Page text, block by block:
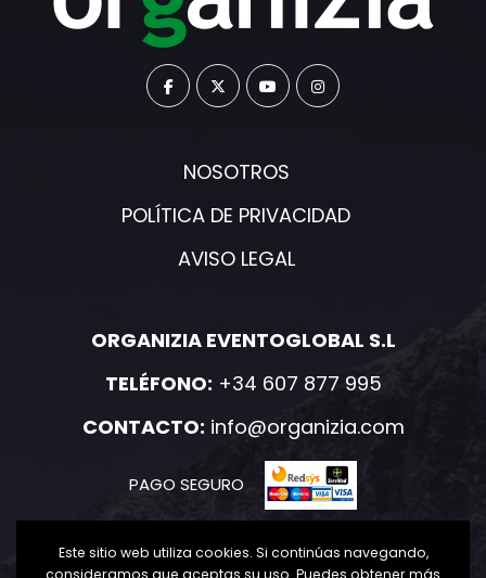
NOSOTROS
POLÍTICA DE PRIVACIDAD
AVISO LEGAL
ORGANIZIA EVENTOGLOBAL S.L
TELÉFONO: +34 607 877 995
CONTACTO: info@organizia.com
PAGO SEGURO
Este sitio web utiliza cookies. Si continúas navegando,
consideramos que aceptas su uso. Puedes obtener más